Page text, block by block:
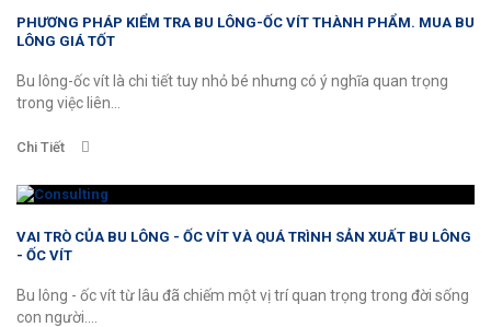
PHƯƠNG PHÁP KIỂM TRA BU LÔNG-ỐC VÍT THÀNH PHẨM. MUA BU
LÔNG GIÁ TỐT
Bu lông-ốc vít là chi tiết tuy nhỏ bé nhưng có ý nghĩa quan trọng
trong việc liên...
Chi Tiết
VAI TRÒ CỦA BU LÔNG - ỐC VÍT VÀ QUÁ TRÌNH SẢN XUẤT BU LÔNG
- ỐC VÍT
Bu lông - ốc vít từ lâu đã chiếm một vị trí quan trọng trong đời sống
con người....